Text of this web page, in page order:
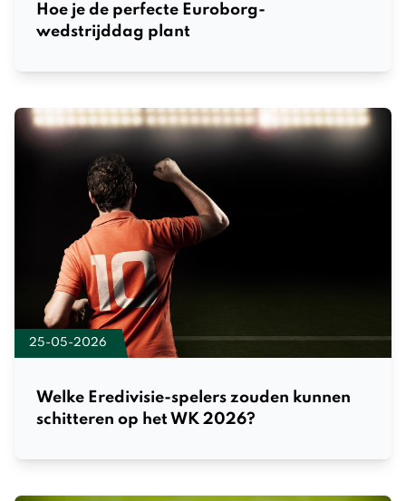
Hoe je de perfecte Euroborg-
wedstrijddag plant
25-05-2026
Welke Eredivisie-spelers zouden kunnen
schitteren op het WK 2026?